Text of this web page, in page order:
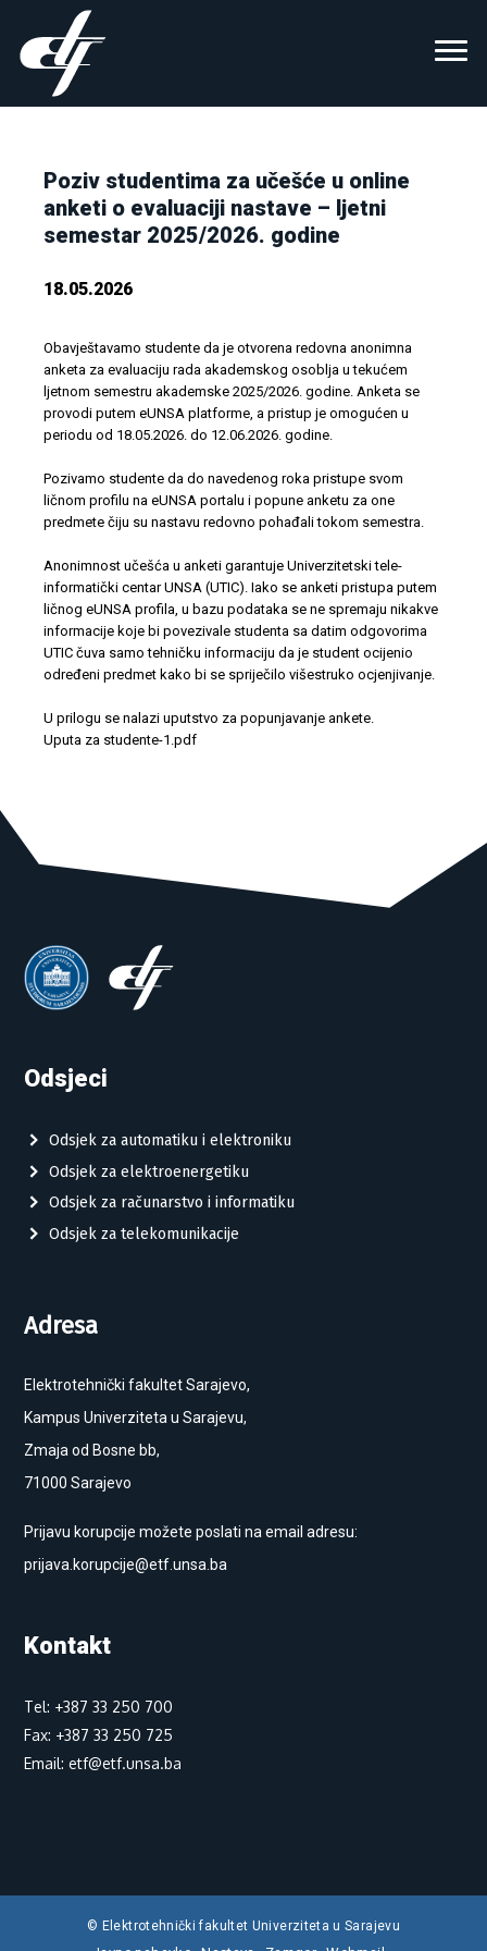
Poziv studentima za učešće u online
anketi o evaluaciji nastave – ljetni
semestar 2025/2026. godine
18.05.2026
Obavještavamo studente da je otvorena redovna anonimna
anketa za evaluaciju rada akademskog osoblja u tekućem
ljetnom semestru akademske 2025/2026. godine. Anketa se
provodi putem eUNSA platforme, a pristup je omogućen u
periodu od 18.05.2026. do 12.06.2026. godine.
Pozivamo studente da do navedenog roka pristupe svom
ličnom profilu na eUNSA portalu i popune anketu za one
predmete čiju su nastavu redovno pohađali tokom semestra.
Anonimnost učešća u anketi garantuje Univerzitetski tele-
informatički centar UNSA (UTIC). Iako se anketi pristupa putem
ličnog eUNSA profila, u bazu podataka se ne spremaju nikakve
informacije koje bi povezivale studenta sa datim odgovorima
UTIC čuva samo tehničku informaciju da je student ocijenio
određeni predmet kako bi se spriječilo višestruko ocjenjivanje.
U prilogu se nalazi uputstvo za popunjavanje ankete.
Uputa za studente-1.pdf
Odsjeci
Odsjek za automatiku i elektroniku
Odsjek za elektroenergetiku
Odsjek za računarstvo i informatiku
Odsjek za telekomunikacije
Adresa
Elektrotehnički fakultet Sarajevo,
Kampus Univerziteta u Sarajevu,
Zmaja od Bosne bb,
71000 Sarajevo
Prijavu korupcije možete poslati na email adresu:
prijava.korupcije@etf.unsa.ba
Kontakt
Tel: +387 33 250 700
Fax: +387 33 250 725
Email: etf@etf.unsa.ba
© Elektrotehnički fakultet Univerziteta u Sarajevu